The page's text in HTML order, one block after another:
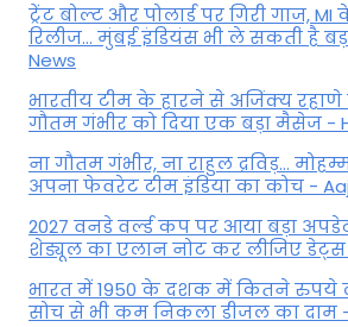
ट्रेंट बोल्ट और पोलार्ड पर गिरी गाज,
रिलीज... मुंबई इंडियंस भी ले सकती है
News
भारतीय टीम के हारने से अजिंक्य
गौतम गंभीर को दिया एक बड़ा मैसेज -
ना गौतम गंभीर, ना राहुल द्रव‍िड़...
अपना फेवरेट टीम इंड‍िया का कोच - Aaj
2027 वनडे वर्ल्ड कप पर आया बड़ा
शेड्यूल का एलान नोट कर लीजिए डेट्स
भारत में 1950 के दशक में कितने रुपये
सोच से भी कम निकला डीजल का दाम